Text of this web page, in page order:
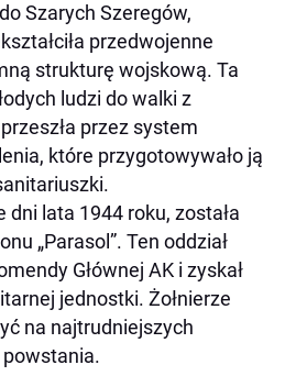
Szarych Szeregów,
przedwojenne
strukturę wojskową. Ta
ludzi do walki z
przez system
które przygotowywało ją
dni lata 1944 roku, została
„Parasol”. Ten oddział
Głównej AK i zyskał
jednostki. Żołnierze
na najtrudniejszych
powstania.